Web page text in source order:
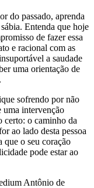
do passado, aprenda
Entenda que hoje
de fazer essa
e racional com as
a saudade
uma orientação de
sofrendo por não
uma intervenção
certo: o caminho da
ao lado desta pessoa
que o seu coração
pode estar ao
Antônio de